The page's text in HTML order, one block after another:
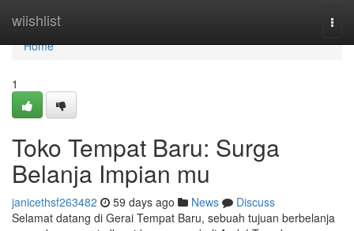
wiishlist
Home
Home
1
Toko Tempat Baru: Surga
Belanja Impian mu
janicethsf263482 59 days ago News
Discuss
Selamat datang di Gerai Tempat Baru, sebuah tujuan berbelanja